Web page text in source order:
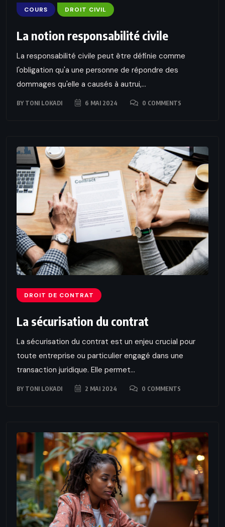
COURS DROIT CIVIL
La notion responsabilité civile
La responsabilité civile peut être définie comme
l'obligation qu'a une personne de répondre des
dommages qu'elle a causés à autrui,...
BY TONI LOKADI 6 MAI 2024 0 COMMENTS
DROIT DE CONTRAT
La sécurisation du contrat
La sécurisation du contrat est un enjeu crucial pour
toute entreprise ou particulier engagé dans une
transaction juridique. Elle permet...
BY TONI LOKADI 2 MAI 2024 0 COMMENTS